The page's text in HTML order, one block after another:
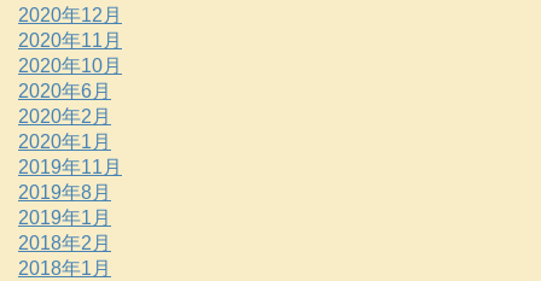
2020年12月
2020年11月
2020年10月
2020年6月
2020年2月
2020年1月
2019年11月
2019年8月
2019年1月
2018年2月
2018年1月